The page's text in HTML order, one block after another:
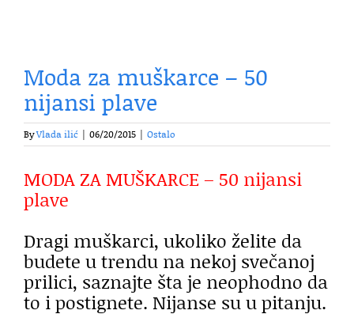
Moda za muškarce – 50
nijansi plave
ByVlada ilić 06/20/2015 Ostalo
MODA ZA MUŠKARCE – 50 nijansi
plave
Dragi muškarci, ukoliko želite da
budete u trendu na nekoj svečanoj
prilici, saznajte šta je neophodno da
to i postignete. Nijanse su u pitanju.